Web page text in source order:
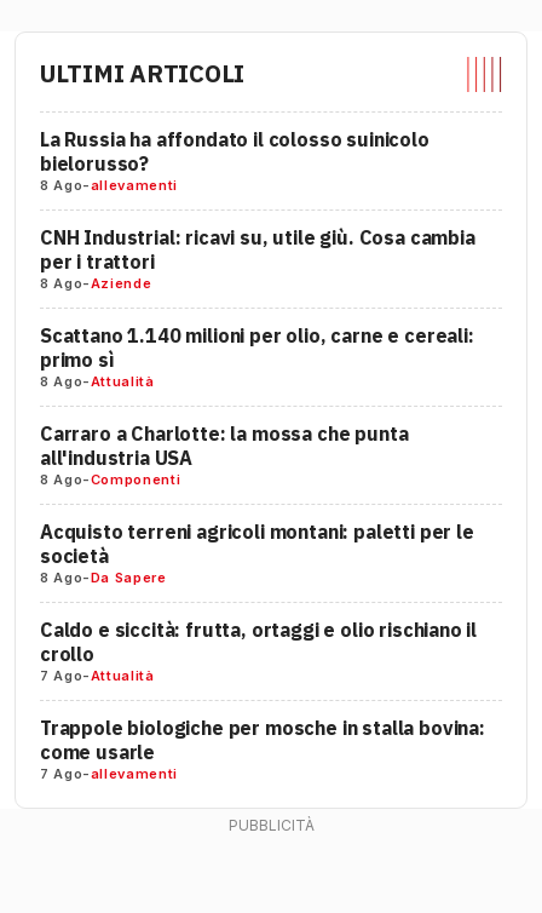
ULTIMI ARTICOLI
La Russia ha affondato il colosso suinicolo
bielorusso?
8 Ago-allevamenti
CNH Industrial: ricavi su, utile giù. Cosa cambia
per i trattori
8 Ago-Aziende
Scattano 1.140 milioni per olio, carne e cereali:
primo sì
8 Ago-Attualità
Carraro a Charlotte: la mossa che punta
all'industria USA
8 Ago-Componenti
Acquisto terreni agricoli montani: paletti per le
società
8 Ago-Da Sapere
Caldo e siccità: frutta, ortaggi e olio rischiano il
crollo
7 Ago-Attualità
Trappole biologiche per mosche in stalla bovina:
come usarle
7 Ago-allevamenti